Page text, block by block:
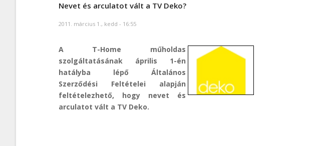
Nevet és arculatot vált a TV Deko?
2011. március 1., kedd - 16:55
A T-Home műholdas
szolgáltatásának április 1-én
hatályba lépő Általános
Szerződési Feltételei alapján
feltételezhető, hogy nevet és
arculatot vált a TV Deko.